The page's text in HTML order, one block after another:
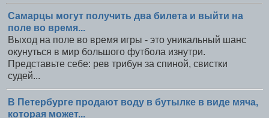
Самарцы могут получить два билета и выйти на
поле во время...
Выход на поле во время игры - это уникальный шанс
окунуться в мир большого футбола изнутри.
Представьте себе: рев трибун за спиной, свистки
судей...
В Петербурге продают воду в бутылке в виде мяча,
которая может...